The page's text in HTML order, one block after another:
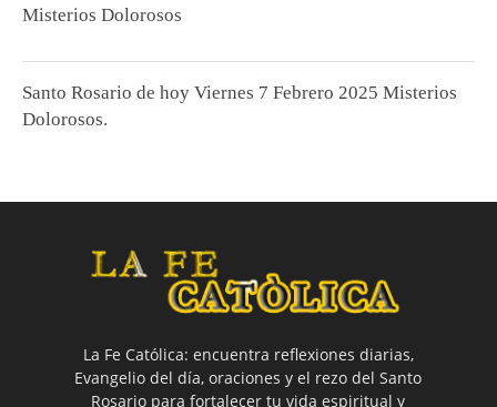
Misterios Dolorosos
Santo Rosario de hoy Viernes 7 Febrero 2025 Misterios
Dolorosos.
La Fe Católica: encuentra reflexiones diarias,
Evangelio del día, oraciones y el rezo del Santo
Rosario para fortalecer tu vida espiritual y